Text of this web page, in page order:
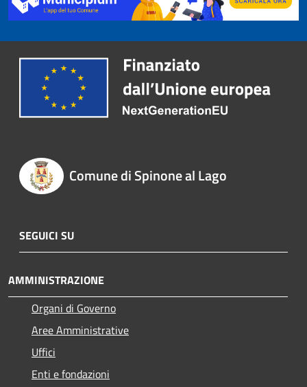
Comune di Spinone al Lago
SEGUICI SU
AMMINISTRAZIONE
Organi di Governo
Aree Amministrative
Uffici
Enti e fondazioni